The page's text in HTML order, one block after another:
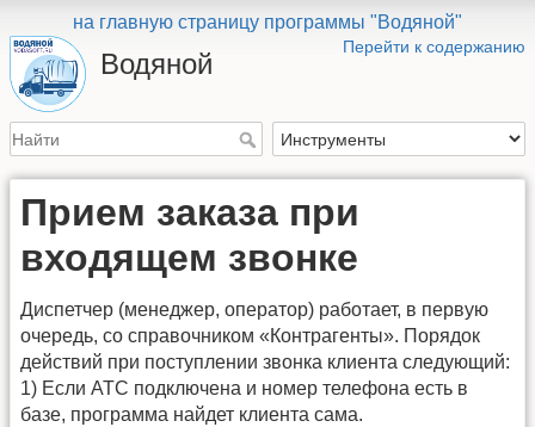
на главную страницу программы "Водяной"
Перейти к содержанию
Водяной
Прием заказа при
входящем звонке
Диспетчер (менеджер, оператор) работает, в первую
очередь, со справочником «Контрагенты». Порядок
действий при поступлении звонка клиента следующий:
1) Если АТС подключена и номер телефона есть в
базе, программа найдет клиента сама.